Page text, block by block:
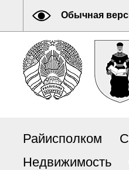
Обычная
Райисполком
Недвижимость